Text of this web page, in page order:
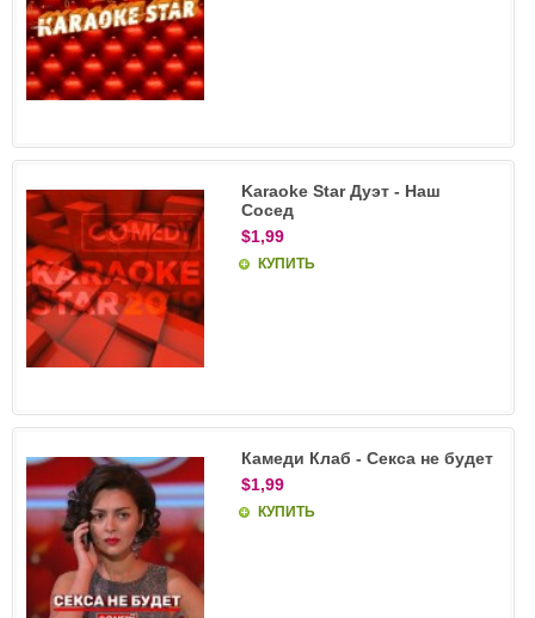
Karaoke Star Дуэт - Наш
Сосед
$1,99
КУПИТЬ
Камеди Клаб - Секса не будет
$1,99
КУПИТЬ